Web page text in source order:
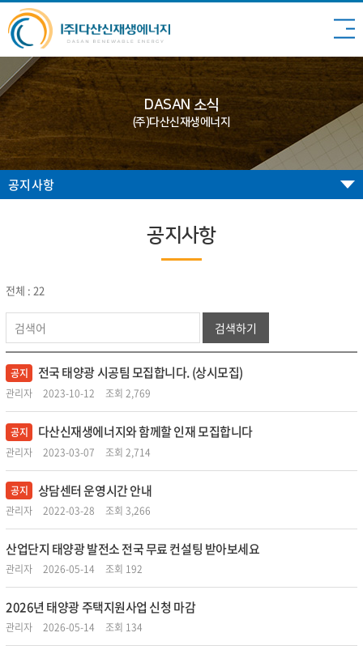
DASAN 소식
(주)다산신재생에너지
공지사항
공지사항
전체 : 22
검색하기
공지 전국 태양광 시공팀 모집합니다. (상시모집)
관리자 2023-10-12 조회 2,769
공지 다산신재생에너지와 함께할 인재 모집합니다
관리자 2023-03-07 조회 2,714
공지 상담센터 운영시간 안내
관리자 2022-03-28 조회 3,266
산업단지 태양광 발전소 전국 무료 컨설팅 받아보세요
관리자 2026-05-14 조회 192
2026년 태양광 주택지원사업 신청 마감
관리자 2026-05-14 조회 134